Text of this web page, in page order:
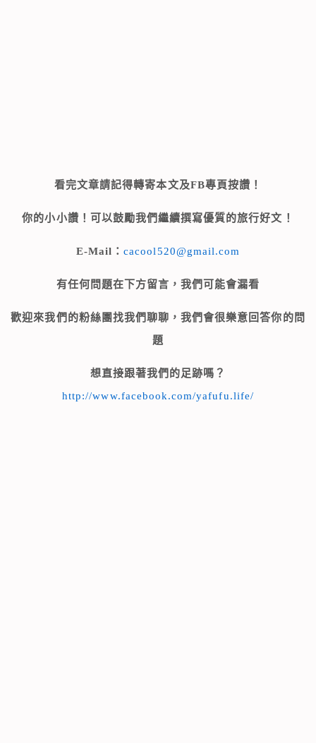
看完文章請記得轉寄本文及FB專頁按讚！
你的小小讚！可以鼓勵我們繼續撰寫優質的旅行好文！
E-Mail：cacool520@gmail.com
有任何問題在下方留言，我們可能會漏看
歡迎來我們的粉絲團找我們聊聊，我們會很樂意回答你的問
題
想直接跟著我們的足跡嗎？
http://www.facebook.com/yafufu.life/